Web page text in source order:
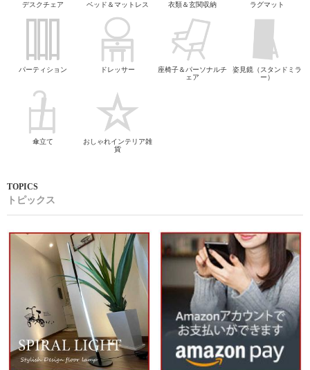
デスクチェア ベッド＆マットレス 衣類＆玄関収納 ラグマット
パーティション ドレッサー
座椅子＆パーソナルチ
ェア
姿見鏡（スタンドミラ
ー）
傘立て
おしゃれインテリア雑
貨
トピックス